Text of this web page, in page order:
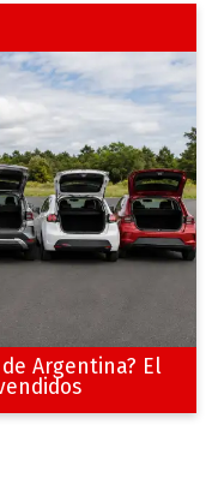
Argentina? El